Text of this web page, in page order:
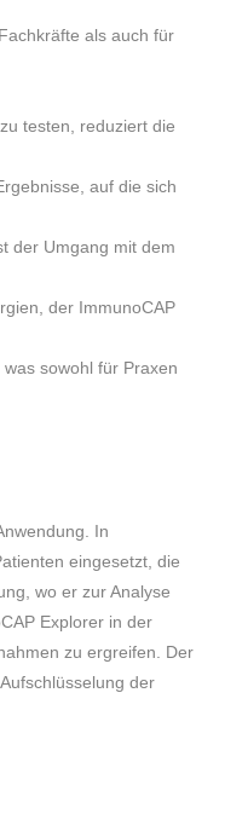
als auch für
testen, reduziert die
auf die sich
der Umgang mit dem
der ImmunoCAP
sowohl für Praxen
In
eingesetzt, die
wo er zur Analyse
Explorer in der
zu ergreifen. Der
der